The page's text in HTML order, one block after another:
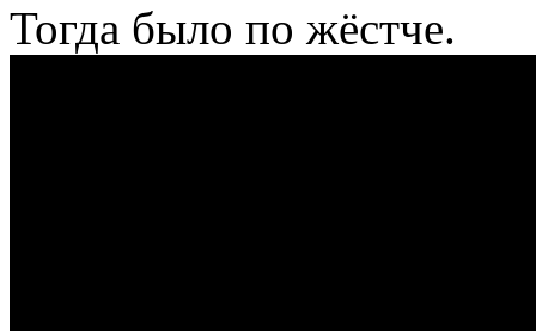
Тогда было по жёстче.